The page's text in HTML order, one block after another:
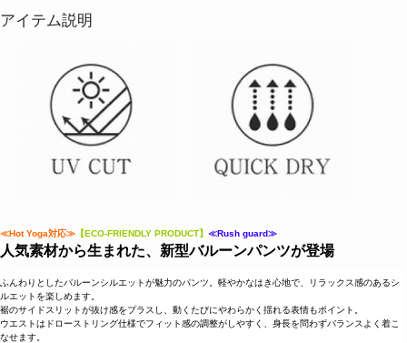
アイテム説明
≪Hot Yoga対応≫【ECO-FRIENDLY PRODUCT】 ≪Rush guard≫
人気素材から生まれた、新型バルーンパンツが登場
ふんわりとしたバルーンシルエットが魅力のパンツ。軽やかなはき心地で、リラックス感のあるシ
ルエットを楽しめます。
裾のサイドスリットが抜け感をプラスし、動くたびにやわらかく揺れる表情もポイント。
ウエストはドローストリング仕様でフィット感の調整がしやすく、身長を問わずバランスよく着こ
なせます。